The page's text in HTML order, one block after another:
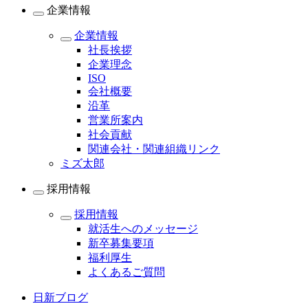
企業情報
企業情報
社長挨拶
企業理念
ISO
会社概要
沿革
営業所案内
社会貢献
関連会社・関連組織リンク
ミズ太郎
採用情報
採用情報
就活生へのメッセージ
新卒募集要項
福利厚生
よくあるご質問
日新ブログ